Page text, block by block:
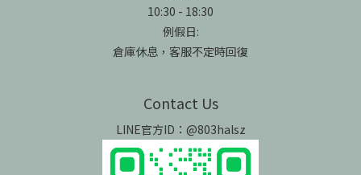
10:30 - 18:30
例假日:
倉庫休息，客服不定時回復
Contact Us
LINE官方ID：@803halsz